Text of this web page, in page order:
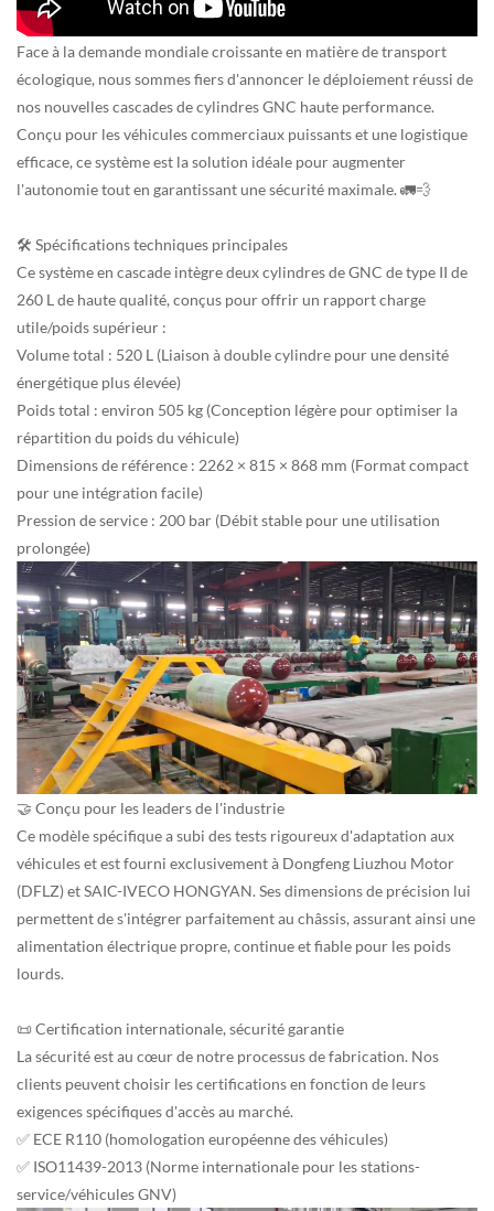
Face à la demande mondiale croissante en matière de transport
écologique, nous sommes fiers d'annoncer le déploiement réussi de
nos nouvelles cascades de cylindres GNC haute performance.
Conçu pour les véhicules commerciaux puissants et une logistique
efficace, ce système est la solution idéale pour augmenter
l'autonomie tout en garantissant une sécurité maximale. 🚛💨
🛠 Spécifications techniques principales
Ce système en cascade intègre deux cylindres de GNC de type II de
260 L de haute qualité, conçus pour offrir un rapport charge
utile/poids supérieur :
Volume total : 520 L (Liaison à double cylindre pour une densité
énergétique plus élevée)
Poids total : environ 505 kg (Conception légère pour optimiser la
répartition du poids du véhicule)
Dimensions de référence : 2262 × 815 × 868 mm (Format compact
pour une intégration facile)
Pression de service : 200 bar (Débit stable pour une utilisation
prolongée)
🤝 Conçu pour les leaders de l'industrie
Ce modèle spécifique a subi des tests rigoureux d'adaptation aux
véhicules et est fourni exclusivement à Dongfeng Liuzhou Motor
(DFLZ) et SAIC-IVECO HONGYAN. Ses dimensions de précision lui
permettent de s'intégrer parfaitement au châssis, assurant ainsi une
alimentation électrique propre, continue et fiable pour les poids
lourds.
📜 Certification internationale, sécurité garantie
La sécurité est au cœur de notre processus de fabrication. Nos
clients peuvent choisir les certifications en fonction de leurs
exigences spécifiques d'accès au marché.
✅ ECE R110 (homologation européenne des véhicules)
✅ ISO11439-2013 (Norme internationale pour les stations-
service/véhicules GNV)